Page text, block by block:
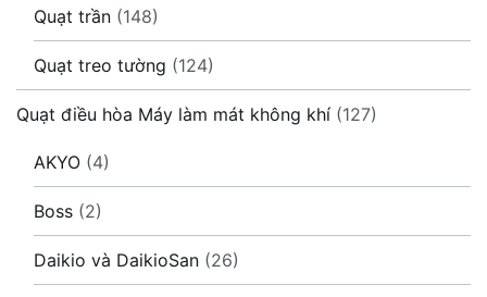
Quạt trần (148)
Quạt treo tường (124)
Quạt điều hòa Máy làm mát không khí (127)
AKYO (4)
Boss (2)
Daikio và DaikioSan (26)